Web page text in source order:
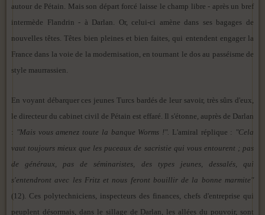
autour de Pétain. Mais son départ forcé laisse le champ libre - après un bref
intermède Flandrin - à Darlan. Or, celui-ci amène dans ses bagages de
nouvelles têtes. Têtes bien pleines et bien faites, qui entendent engager la
France dans la voie de la modernisation, en tournant le dos au passéisme de
style maurrassien.
En voyant débarquer ces jeunes Turcs bardés de leur savoir, très sûrs d'eux,
le directeur du cabinet civil de Pétain est effaré. Il s'étonne, auprès de Darlan
: "Mais vous amenez toute la banque Worms !". L'amiral réplique : "Cela
vaut toujours mieux que les puceaux de sacristie qui vous entourent ; pas
de généraux, pas de séminaristes, des types jeunes, dessalés, qui
s'entendront avec les Fritz et nous feront bouillir de la bonne marmite"
(12). Ces polytechniciens, inspecteurs des finances, chefs d'entreprise qui
peuplent désormais, dans le sillage de Darlan, les allées du pouvoir, sont